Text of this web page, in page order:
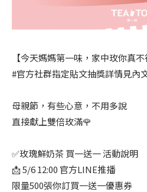
【今天媽媽第一味，家中玫你真
#官方社群指定貼文抽獎詳情見內
母親節，有些心意，不用多說
直接獻上雙倍玫滿🌹
✅玫瑰鮮奶茶 買一送一 活動說明
📩 5/6 12:00 官方LINE推播
限量500張你訂買一送一優惠券